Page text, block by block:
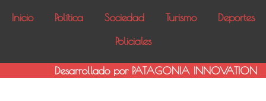
Inicio Política Sociedad Turismo
Deportes
Policiales
Desarrollado por PATAGONIA INNOVATION